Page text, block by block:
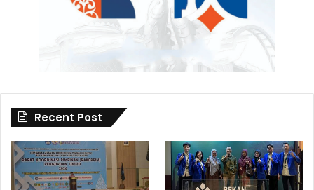
Recent Post